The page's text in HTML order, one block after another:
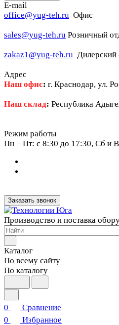
E-mail
office@yug-teh.ru Офис
sales@yug-teh.ru Розничный
zakaz1@yug-teh.ru Дилерский
Адрес
Наш офис: г. Краснодар, ул.
Наш склад: Республика
Режим работы
Пн – Пт: c 8:30 до 17:30, Сб и
Заказать звонок
Производство и поставка
Каталог
По всему сайту
По каталогу
0
Сравнение
0
Избранное